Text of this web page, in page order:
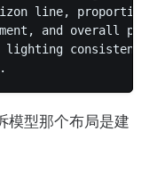
line,
and overall
lighting consistent
模型那个布局是建